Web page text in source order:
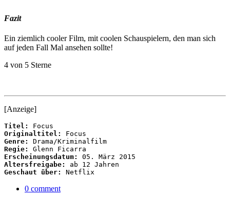
Fazit
Ein ziemlich cooler Film, mit coolen Schauspielern, den man sich
auf jeden Fall Mal ansehen sollte!
4 von 5 Sterne
[Anzeige]
Titel:
Originaltitel:
Genre:
Regie:
Erscheinungsdatum:
Altersfreigabe:
Geschaut über:
Netflix
0 comment